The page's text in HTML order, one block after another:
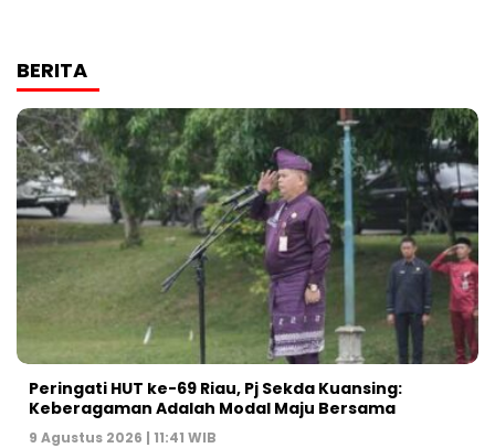
BERITA
Peringati HUT ke-69 Riau, Pj Sekda Kuansing:
Keberagaman Adalah Modal Maju Bersama
9 Agustus 2026 | 11:41 WIB